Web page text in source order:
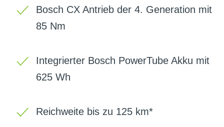
Bosch CX Antrieb der 4. Generation mit
85 Nm
Integrierter Bosch PowerTube Akku mit
625 Wh
Reichweite bis zu 125 km*